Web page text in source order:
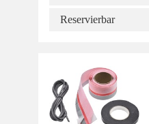
Reservierbar